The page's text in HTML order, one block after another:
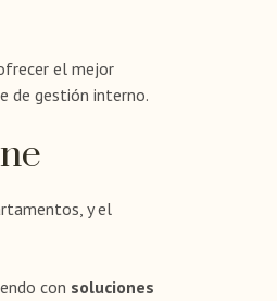
el mejor
de gestión interno.
y el
con soluciones